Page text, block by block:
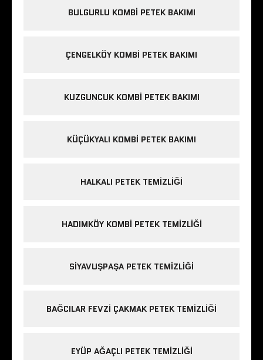
BULGURLU KOMBI PETEK BAKIMI
ÇENGELKÖY KOMBI PETEK BAKIMI
KUZGUNCUK KOMBI PETEK BAKIMI
KÜÇÜKYALI KOMBI PETEK BAKIMI
HALKALI PETEK TEMIZLIĞI
HADIMKÖY KOMBI PETEK TEMIZLIĞI
SIYAVUŞPAŞA PETEK TEMIZLIĞI
BAĞCILAR FEVZI ÇAKMAK PETEK TEMIZLIĞI
EYÜP AĞAÇLI PETEK TEMIZLIĞI